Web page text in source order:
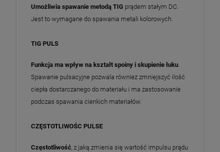
Umożliwia spawanie metodą TIG prądem stałym DC.
Jest to wymagane do spawania metali kolorowych.
TIG PULS
Funkcja ma wpływ na kształt spoiny i skupienie łuku.
Spawanie pulsacyjne pozwala również zmniejszyć ilość
ciepła dostarczanego do materiału i ma zastosowanie
podczas spawania cienkich materiałów.
CZĘSTOTLIWOŚC PULSE
Częstotliwość, z jaką zmienia się wartość impulsu prądu